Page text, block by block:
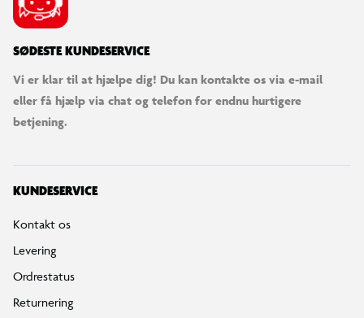
SØDESTE KUNDESERVICE
Vi er klar til at hjælpe dig! Du kan kontakte os via e-mail
eller få hjælp via chat og telefon for endnu hurtigere
betjening.
KUNDESERVICE
Kontakt os
Levering
Ordrestatus
Returnering